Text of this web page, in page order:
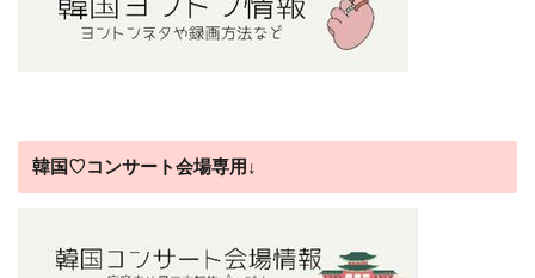
韓国♡コンサート会場専用↓